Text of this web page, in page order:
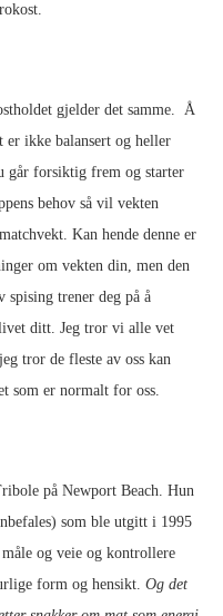
gjelder det samme. Å
er ikke balansert og heller
går forsiktig frem og starter
behov så vil vekten
Kan hende denne er
om vekten din, men den
trener deg på å
ditt. Jeg tror vi alle vet
tror de fleste av oss kan
som er normalt for oss.
på Newport Beach. Hun
som ble utgitt i 1995
og veie og kontrollere
form og hensikt. Og det